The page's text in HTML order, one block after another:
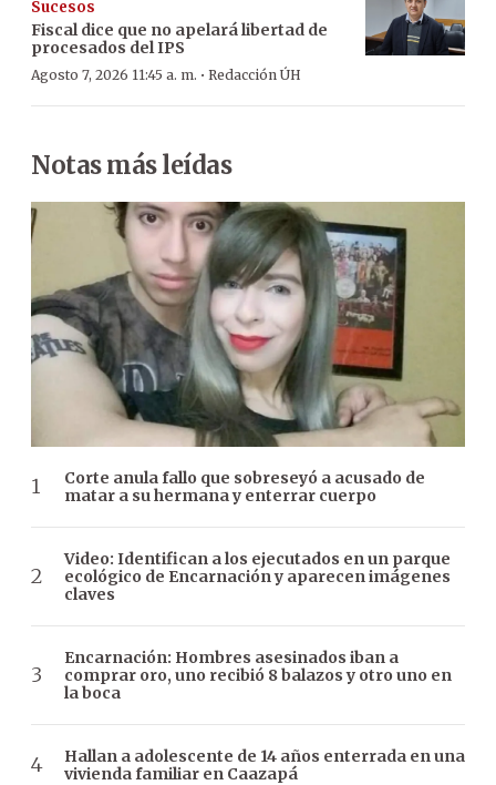
Sucesos
Fiscal dice que no apelará libertad de
procesados del IPS
Agosto 7, 2026 11:45 a. m. · Redacción ÚH
Notas más leídas
Corte anula fallo que sobreseyó a acusado de
matar a su hermana y enterrar cuerpo
Video: Identifican a los ejecutados en un parque
ecológico de Encarnación y aparecen imágenes
claves
Encarnación: Hombres asesinados iban a
comprar oro, uno recibió 8 balazos y otro uno en
la boca
Hallan a adolescente de 14 años enterrada en una
vivienda familiar en Caazapá